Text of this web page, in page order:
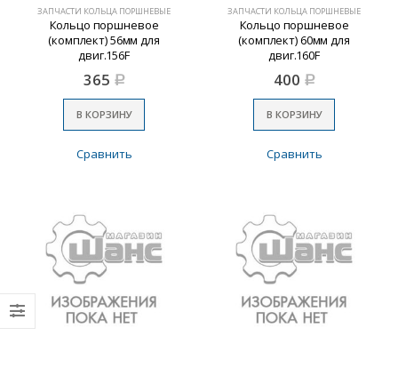
ЗАПЧАСТИ КОЛЬЦА ПОРШНЕВЫЕ
Кольцо поршневое
(комплект) 56мм для
двиг.156F
365 Р
В КОРЗИНУ
Сравнить
ЗАПЧАСТИ КОЛЬЦА ПОРШНЕВЫЕ
Кольцо поршневое
(комплект) 60мм для
двиг.160F
400 Р
В КОРЗИНУ
Сравнить